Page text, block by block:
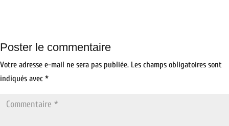
Poster le commentaire
Votre adresse e-mail ne sera pas publiée. Les champs obligatoires sont
indiqués avec *